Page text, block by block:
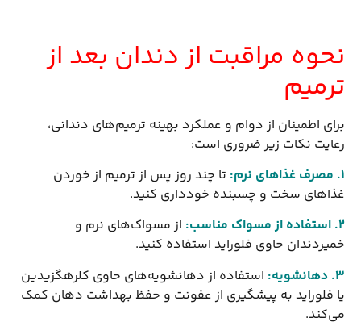
نحوه مراقبت از دندان بعد از
ترمیم
برای اطمینان از دوام و عملکرد بهینه ترمیم‌های دندانی،
رعایت نکات زیر ضروری است:
:تا چند روز پس از ترمیم از خوردن
غذاهای سخت و چسبنده خودداری کنید.
:از مسواک‌های نرم و
خمیردندان حاوی فلوراید استفاده کنید.
: استفاده از دهانشویه‌های حاوی کلرهگزیدین
یا فلوراید به پیشگیری از عفونت و حفظ بهداشت دهان کمک
می‌کند.